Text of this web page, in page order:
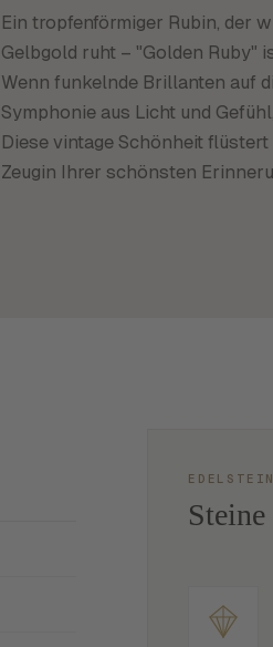
Ein tropfenförmiger Rubin, der
Gelbgold ruht – "Golden Ruby"
Wenn funkelnde Brillanten auf
Symphonie aus Licht und
Diese vintage Schönheit
Zeugin Ihrer schönsten